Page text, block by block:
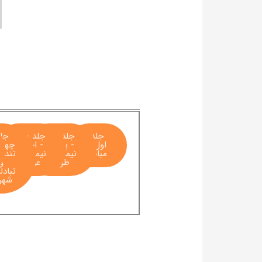
جلد
اول -
مبانی
جلد دوم
- پلان و
نیمرخهای
طولی
جلد سوم
- اجزای
نیمرخهای
عرضی
جلد
و